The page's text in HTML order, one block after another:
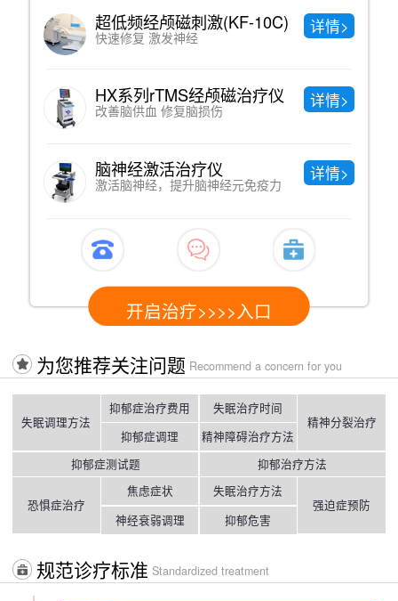
超低频经颅磁刺激(KF-10C)
快速修复 激发神经
详情>
HX系列rTMS经颅磁治疗仪
改善脑供血 修复脑损伤
详情>
脑神经激活治疗仪
激活脑神经，提升脑神经元免疫力
开启治疗>>>>入口
为您推荐关注问题 Recommend a concern for you
失眠调理方法
抑郁症治疗费用
抑郁症调理
失眠治疗时间
精神障碍治疗方法
精神分裂治疗
抑郁症测试题 抑郁治疗方法
恐惧症治疗
焦虑症状
神经衰弱调理
失眠治疗方法
抑郁危害
强迫症预防
规范诊疗标准 Standardized treatment